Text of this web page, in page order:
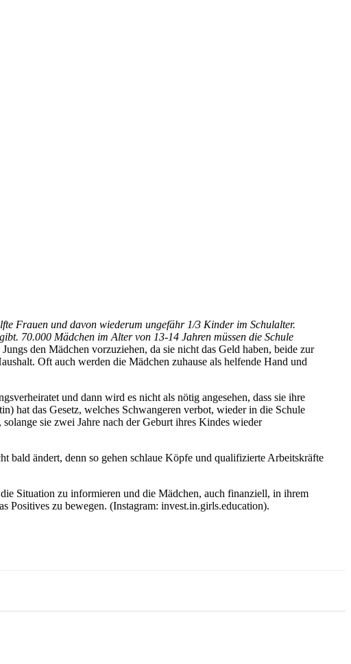
Frauen und davon wiederum ungefähr 1/3 Kinder im Schulalter.
70.000 Mädchen im Alter von 13-14 Jahren müssen die Schule
den Mädchen vorzuziehen, da sie nicht das Geld haben, beide zur
Oft auch werden die Mädchen zuhause als helfende Hand und
und dann wird es nicht als nötig angesehen, dass sie ihre
hat das Gesetz, welches Schwangeren verbot, wieder in die Schule
sie zwei Jahre nach der Geburt ihres Kindes wieder
bald ändert, denn so gehen schlaue Köpfe und qualifizierte Arbeitskräfte
Situation zu informieren und die Mädchen, auch finanziell, in ihrem
Positives zu bewegen. (Instagram: invest.in.girls.education).